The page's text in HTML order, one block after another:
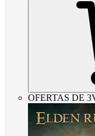
OFERTAS DE